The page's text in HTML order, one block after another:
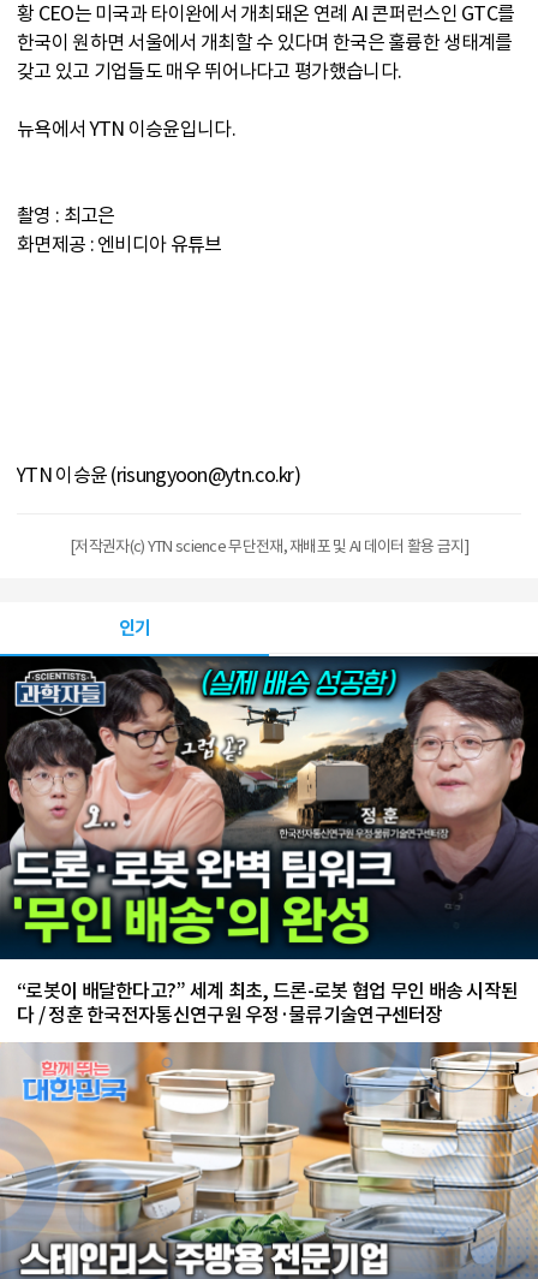
황 CEO는 미국과 타이완에서 개최돼온 연례 AI 콘퍼런스인 GTC를
한국이 원하면 서울에서 개최할 수 있다며 한국은 훌륭한 생태계를
갖고 있고 기업들도 매우 뛰어나다고 평가했습니다.
뉴욕에서 YTN 이승윤입니다.
촬영 : 최고은
화면제공 : 엔비디아 유튜브
YTN 이승윤 (risungyoon@ytn.co.kr)
[저작권자(c) YTN science 무단전재, 재배포 및 AI 데이터 활용 금지]
인기
“로봇이 배달한다고?” 세계 최초, 드론-로봇 협업 무인 배송 시작된
다 / 정훈 한국전자통신연구원 우정·물류기술연구센터장